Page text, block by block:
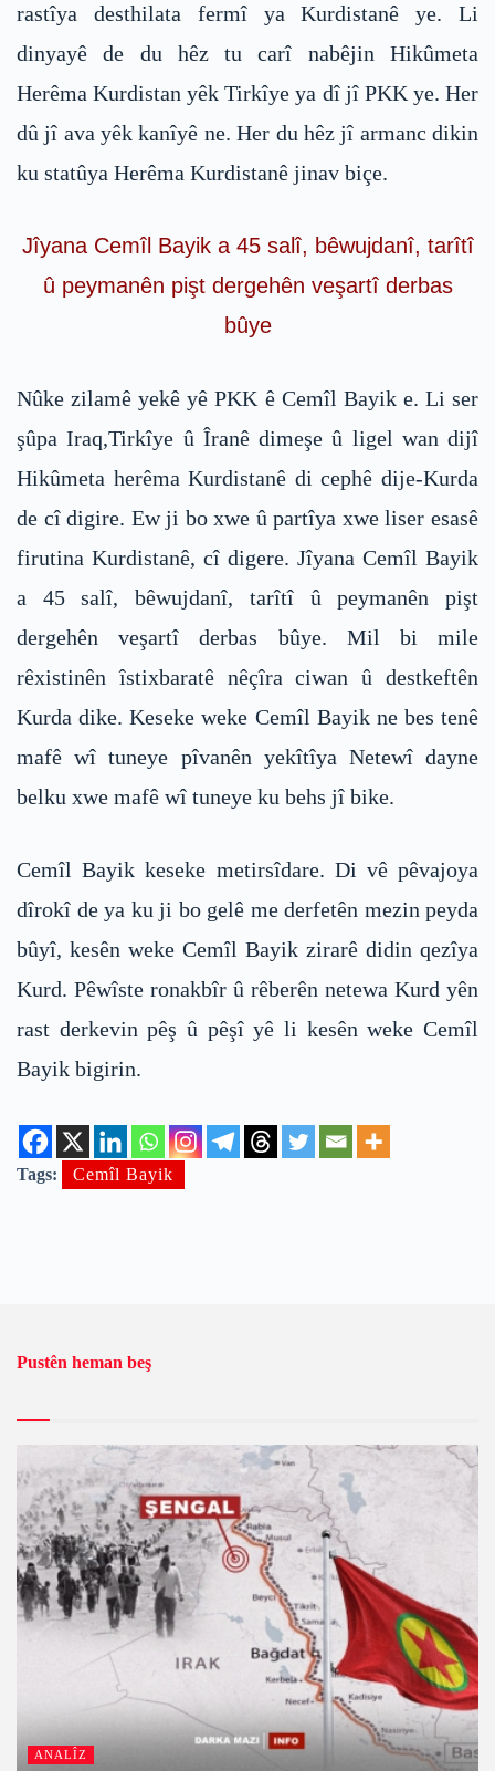
rastîya desthilata fermî ya Kurdistanê ye. Li
dinyayê de du hêz tu carî nabêjin Hikûmeta
Herêma Kurdistan yêk Tirkîye ya dî jî PKK ye. Her
dû jî ava yêk kanîyê ne. Her du hêz jî armanc dikin
ku statûya Herêma Kurdistanê jinav biçe.
Jîyana Cemîl Bayik a 45 salî, bêwujdanî, tarîtî
û peymanên pişt dergehên veşartî derbas
bûye
Nûke zilamê yekê yê PKK ê Cemîl Bayik e. Li ser
şûpa Iraq,Tirkîye û Îranê dimeşe û ligel wan dijî
Hikûmeta herêma Kurdistanê di cephê dije-Kurda
de cî digire. Ew ji bo xwe û partîya xwe liser esasê
firutina Kurdistanê, cî digere. Jîyana Cemîl Bayik
a 45 salî, bêwujdanî, tarîtî û peymanên pişt
dergehên veşartî derbas bûye. Mil bi mile
rêxistinên îstixbaratê nêçîra ciwan û destkeftên
Kurda dike. Keseke weke Cemîl Bayik ne bes tenê
mafê wî tuneye pîvanên yekîtîya Netewî dayne
belku xwe mafê wî tuneye ku behs jî bike.
Cemîl Bayik keseke metirsîdare. Di vê pêvajoya
dîrokî de ya ku ji bo gelê me derfetên mezin peyda
bûyî, kesên weke Cemîl Bayik zirarê didin qezîya
Kurd. Pêwîste ronakbîr û rêberên netewa Kurd yên
rast derkevin pêş û pêşî yê li kesên weke Cemîl
Bayik bigirin.
Tags: Cemîl Bayik
Pustên heman beş
ANALÎZ